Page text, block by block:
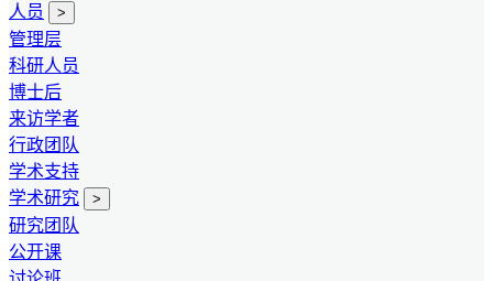
人员
>
管理层
科研人员
博士后
来访学者
行政团队
学术支持
学术研究
>
研究团队
公开课